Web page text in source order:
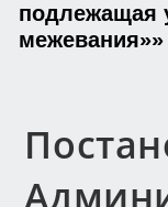
подлежащая
межевания»»